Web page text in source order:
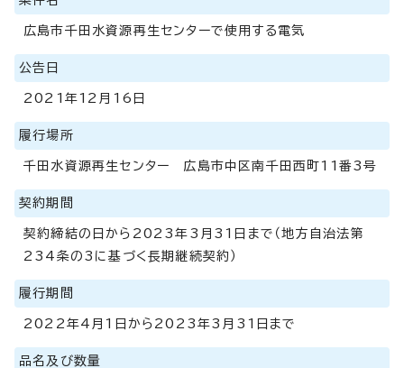
広島市千田水資源再生センターで使用する電気
公告日
2021年12月16日
履行場所
千田水資源再生センター 広島市中区南千田西町11番3号
契約期間
契約締結の日から2023年3月31日まで（地方自治法第
234条の3に基づく長期継続契約）
履行期間
2022年4月1日から2023年3月31日まで
品名及び数量